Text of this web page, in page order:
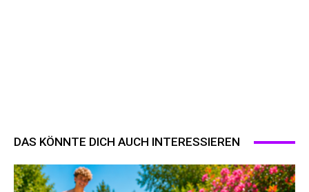
DAS KÖNNTE DICH AUCH INTERESSIEREN